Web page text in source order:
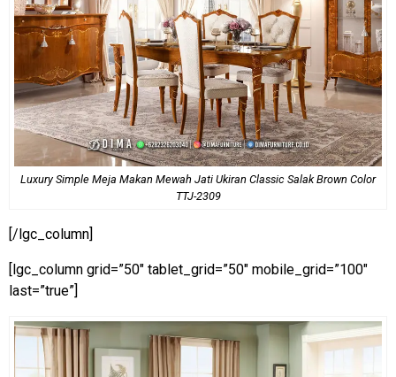
Luxury Simple Meja Makan Mewah Jati Ukiran Classic Salak Brown Color
TTJ-2309
[/lgc_column]
[lgc_column grid=”50″ tablet_grid=”50″ mobile_grid=”100″
last=”true”]